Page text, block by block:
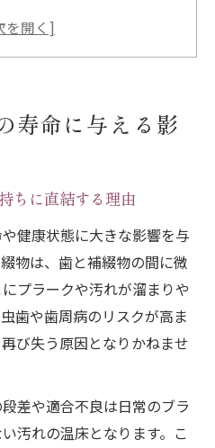
与える科学的根拠を解説
度の違いと歯の健康維持
ブル予防の土台になる
度と適合性が不可欠なの
ぐきの健康維持の関連性
わる補綴の寿命と快適さ
綴精度の密接な関係
周病リスクを抑える根拠
寿命に与える影
ちに直結する理由
健康状態に大きな影響を与
物は、歯と補綴物の間に微
プラークや汚れが溜まりや
歯や歯周病のリスクが高ま
び失う原因となりかねませ
差や適合不良は日常のブラ
汚れの温床となります。こ